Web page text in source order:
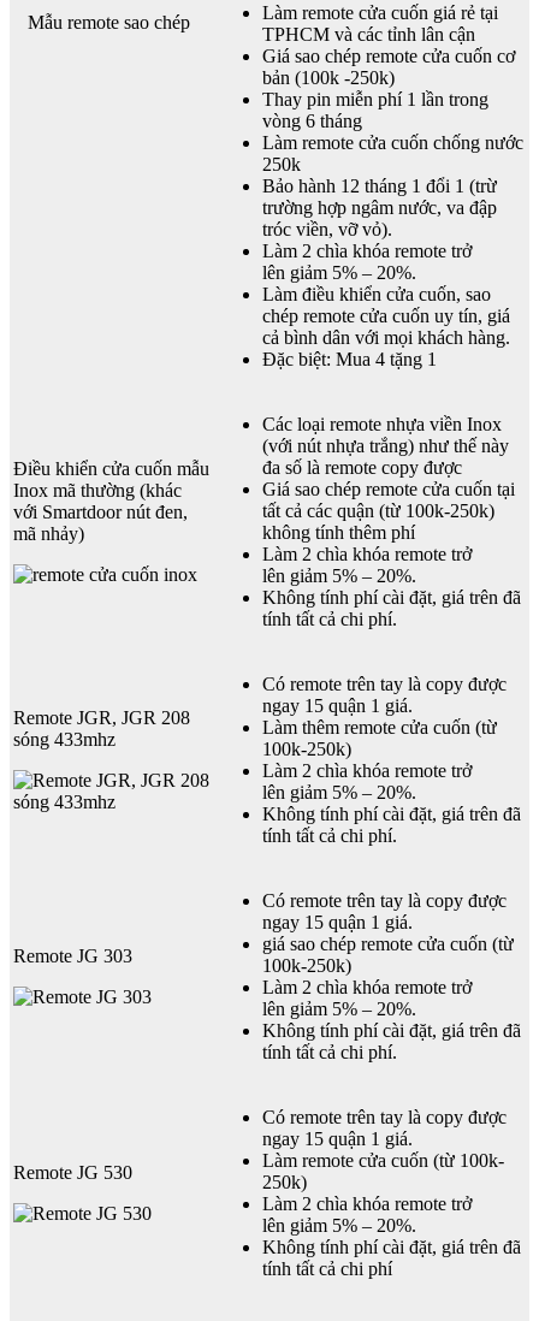
Mẫu remote sao chép
Làm remote cửa cuốn giá rẻ tại
TPHCM và các tỉnh lân cận
Giá sao chép remote cửa cuốn cơ
bản (100k -250k)
Thay pin miễn phí 1 lần trong
vòng 6 tháng
Làm remote cửa cuốn chống nước
250k
Bảo hành 12 tháng 1 đổi 1 (trừ
trường hợp ngâm nước, va đập
tróc viền, vỡ vỏ).
Làm 2 chìa khóa remote trở
lên giảm 5% – 20%.
Làm điều khiển cửa cuốn, sao
chép remote cửa cuốn uy tín, giá
cả bình dân với mọi khách hàng.
Đặc biệt: Mua 4 tặng 1
Điều khiển cửa cuốn mẫu
Inox mã thường (khác
với Smartdoor nút đen,
mã nhảy)
Các loại remote nhựa viền Inox
(với nút nhựa trắng) như thế này
đa số là remote copy được
Giá sao chép remote cửa cuốn tại
tất cả các quận (từ 100k-250k)
không tính thêm phí
Làm 2 chìa khóa remote trở
lên giảm 5% – 20%.
Không tính phí cài đặt, giá trên đã
tính tất cả chi phí.
Remote JGR, JGR 208
sóng 433mhz
Có remote trên tay là copy được
ngay 15 quận 1 giá.
Làm thêm remote cửa cuốn (từ
100k-250k)
Làm 2 chìa khóa remote trở
lên giảm 5% – 20%.
Không tính phí cài đặt, giá trên đã
tính tất cả chi phí.
Remote JG 303
Có remote trên tay là copy được
ngay 15 quận 1 giá.
giá sao chép remote cửa cuốn (từ
100k-250k)
Làm 2 chìa khóa remote trở
lên giảm 5% – 20%.
Không tính phí cài đặt, giá trên đã
tính tất cả chi phí.
Remote JG 530
Có remote trên tay là copy được
ngay 15 quận 1 giá.
Làm remote cửa cuốn (từ 100k-
250k)
Làm 2 chìa khóa remote trở
lên giảm 5% – 20%.
Không tính phí cài đặt, giá trên đã
tính tất cả chi phí